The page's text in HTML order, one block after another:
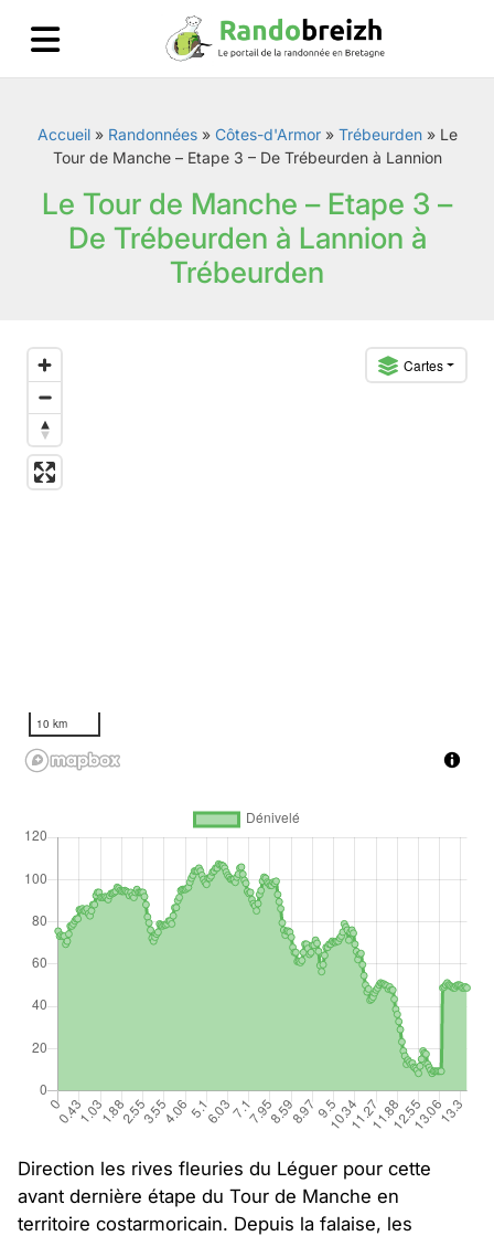
Accueil» Randonnées» Côtes-d'Armor» Trébeurden» Le
Tour de Manche – Etape 3 – De Trébeurden à Lannion
Le Tour de Manche – Etape 3 –
De Trébeurden à Lannion à
Trébeurden
Cartes
10 km
Direction les rives fleuries du Léguer pour cette
avant dernière étape du Tour de Manche en
territoire costarmoricain. Depuis la falaise, les